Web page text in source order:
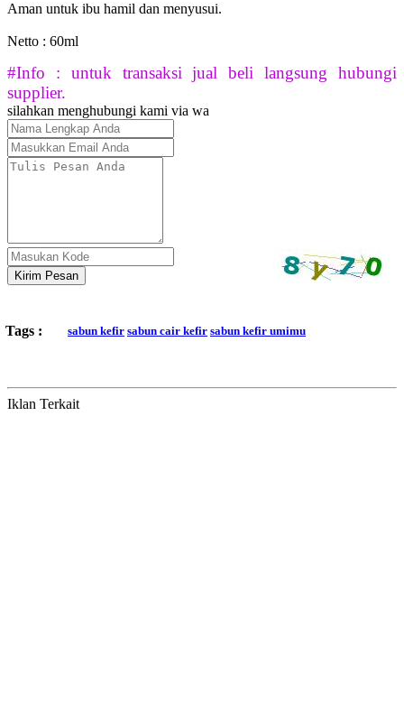
Aman untuk ibu hamil dan menyusui.
Netto : 60ml
#Info : untuk transaksi jual beli langsung hubungi
supplier.
silahkan menghubungi kami via wa
Kirim Pesan
Tags : sabun kefir sabun cair kefir sabun kefir umimu
Iklan Terkait